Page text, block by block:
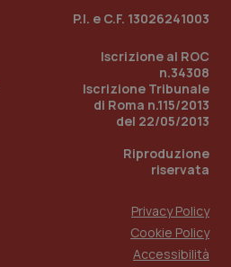
P.I. e C.F. 13026241003
Iscrizione al ROC
n.34308
Iscrizione Tribunale
di Roma n.115/2013
del 22/05/2013
Riproduzione
riservata
Privacy Policy
Cookie Policy
Accessibilità
mese
Scadenza
1 anno 1
Questo
Scadenza